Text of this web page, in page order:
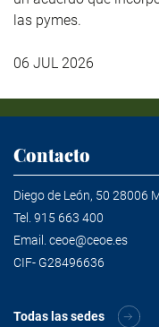
las pymes.
06 JUL 2026
Contacto
Diego de León, 50 28006
Tel. 915 663 400
Email. ceoe@ceoe.es
CIF- G28496636
Todas las sedes